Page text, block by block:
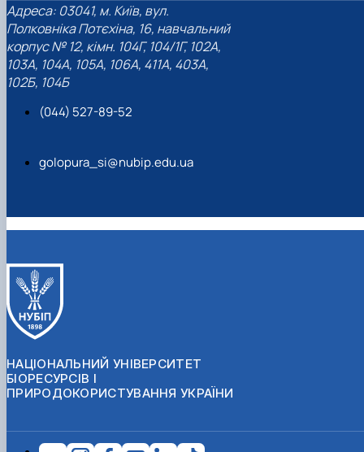
Адреса: 03041, м. Київ, вул.
Полковніка Потєхіна, 16, навчальний
корпус № 12, кімн. 104Г, 104/1Г, 102А,
103А, 104А, 105А, 106А, 411А, 403А,
102Б, 104Б
(044) 527-89-52
golopura_si@nubip.edu.ua
НАЦІОНАЛЬНИЙ УНІВЕРСИТЕТ
БІОРЕСУРСІВ І
ПРИРОДОКОРИСТУВАННЯ УКРАЇНИ